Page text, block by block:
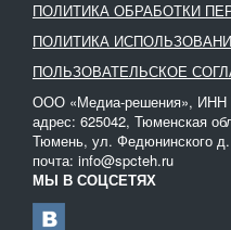
ПОЛИТИКА ОБРАБОТКИ
ПОЛИТИКА
ПОЛЬЗОВАТЕЛЬСКОЕ
ООО «Медиа-решения», ИНН
адрес: 625042, Тюменская
Тюмень, ул. Федюнинского
почта: info@spcteh.ru
МЫ В СОЦСЕТЯХ